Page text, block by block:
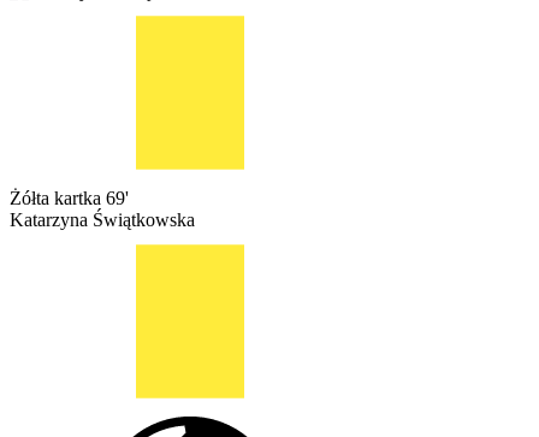
Żółta kartka 69'
Katarzyna Świątkowska